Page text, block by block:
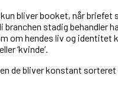
bliver booket, når briefet
stadig behandler
om hendes liv og identitet
‘kvinde’.
de bliver konstant